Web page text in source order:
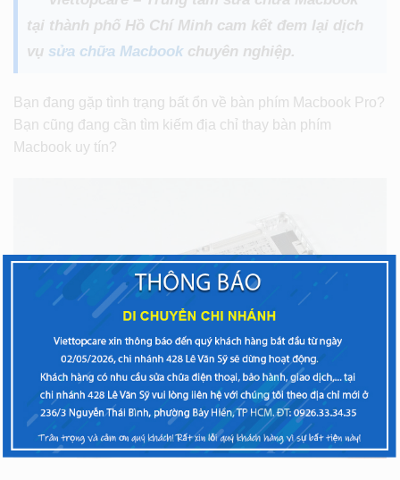
tại thành phố Hồ Chí Minh cam kết đem lại dịch
vụ sửa chữa Macbookchuyên nghiệp.
Bạn đang gặp tình trạng bất ổn về bàn phím Macbook Pro?
Bạn cũng đang cần tìm kiếm địa chỉ thay bàn phím
Macbook uy tín?